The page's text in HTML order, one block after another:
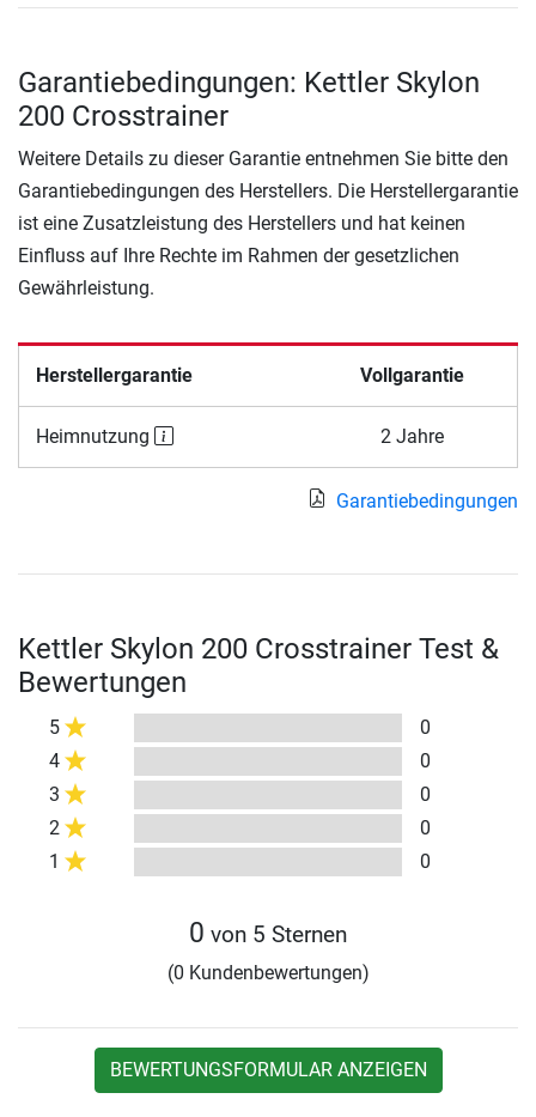
Garantiebedingungen: Kettler Skylon
200 Crosstrainer
Weitere Details zu dieser Garantie entnehmen Sie bitte den
Garantiebedingungen des Herstellers. Die Herstellergarantie
ist eine Zusatzleistung des Herstellers und hat keinen
Einfluss auf Ihre Rechte im Rahmen der gesetzlichen
Gewährleistung.
Herstellergarantie Vollgarantie
Heimnutzung 2 Jahre
Garantiebedingungen
Kettler Skylon 200 Crosstrainer Test &
Bewertungen
5
0
4
0
3
0
2
0
1
0
0 von 5 Sternen
(0 Kundenbewertungen)
BEWERTUNGSFORMULAR ANZEIGEN